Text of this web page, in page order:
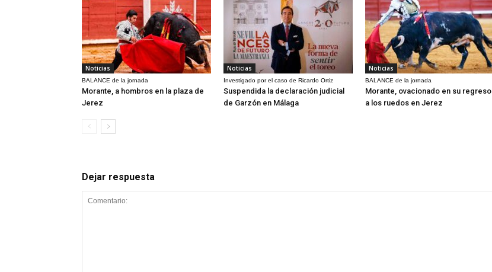
Noticias
BALANCE de la jornada
Morante, a hombros en la plaza de
Jerez
Noticias
Investigado por el caso de Ricardo Ortiz
Suspendida la declaración judicial
de Garzón en Málaga
Noticias
BALANCE de la jornada
Morante, ovacionado en su regreso
a los ruedos en Jerez
Dejar respuesta